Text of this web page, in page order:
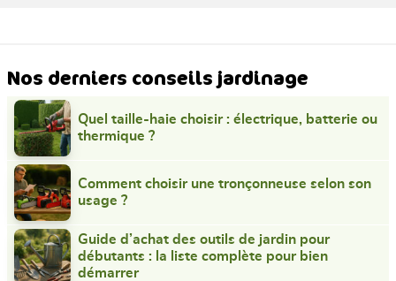
Nos derniers conseils jardinage
Quel taille-haie choisir : électrique, batterie ou
thermique ?
Comment choisir une tronçonneuse selon son
usage ?
Guide d’achat des outils de jardin pour
débutants : la liste complète pour bien
démarrer